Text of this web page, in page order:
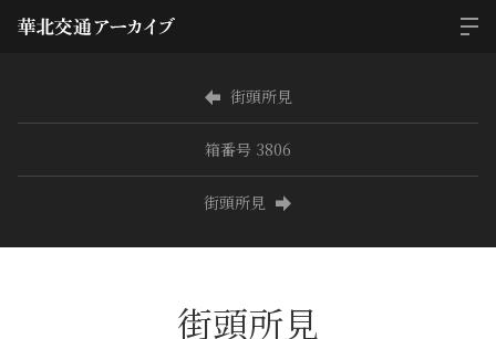
街頭所見
箱番号 3806
街頭所見
街頭所見